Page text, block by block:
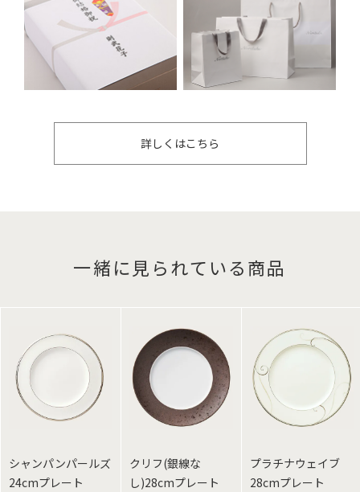
詳しくはこちら
一緒に見られている商品
シャンパンパールズ
24cmプレート
クリフ(銀線な
し)28cmプレート
プラチナウェイブ
28cmプレート